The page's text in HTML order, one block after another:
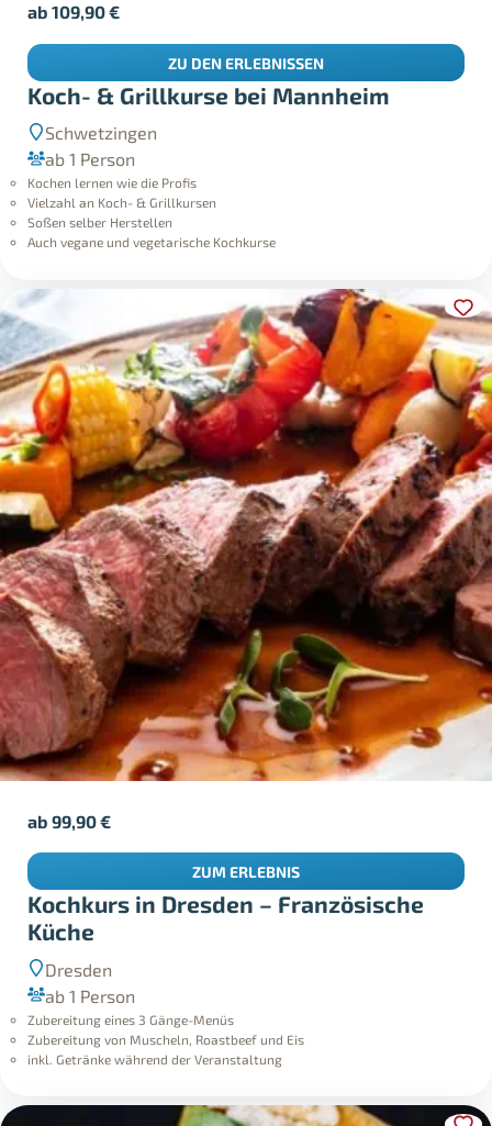
Koch- & Grillkurse bei Mannheim
Schwetzingen
ab 1 Person
Kochen lernen wie die Profis
Vielzahl an Koch- & Grillkursen
Soßen selber Herstellen
Auch vegane und vegetarische Kochkurse
ab109,90€
ZU DEN ERLEBNISSEN
Kochkurs in Dresden – Französische
Küche
Dresden
ab 1 Person
Zubereitung eines 3 Gänge-Menüs
Zubereitung von Muscheln, Roastbeef und Eis
inkl. Getränke während der Veranstaltung
ab99,90€
ZUM ERLEBNIS